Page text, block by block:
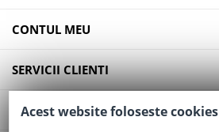
CONTUL MEU
SERVICII CLIENTI
CONTACT
Acest website foloseste cookies